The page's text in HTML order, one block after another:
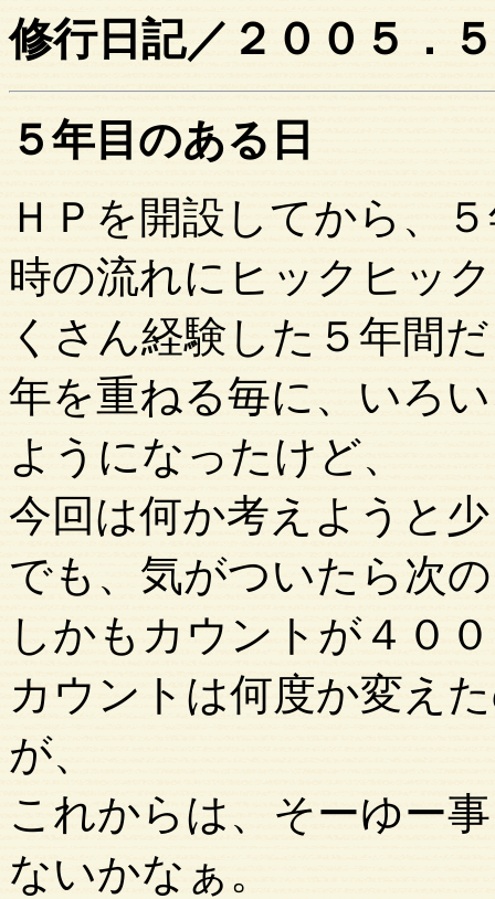
修行日記／２００５．
５年目のある日
ＨＰを開設してから、
時の流れにヒックヒッ
くさん経験した５年間
年を重ねる毎に、いろ
ようになったけど、
今回は何か考えようと
でも、気がついたら次
しかもカウントが４０
カウントは何度か変え
が、
これからは、そーゆー
ないかなぁ。